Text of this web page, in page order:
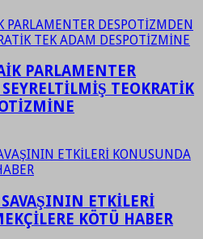
PARLAMENTER
TEOKRATİK
SAVAŞININ ETKİLERİ
KÖTÜ HABER